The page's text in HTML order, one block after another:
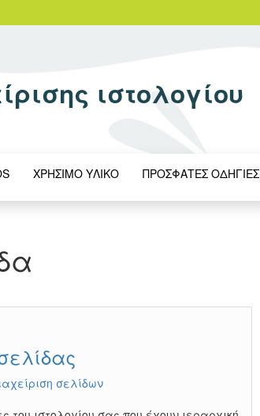
ιστολογίου
XΡΉΣΙΜΟ ΥΛΙΚΌ ΠΡΌΣΦΑΤΕΣ ΟΔΗΓΊΕΣ
σελίδων